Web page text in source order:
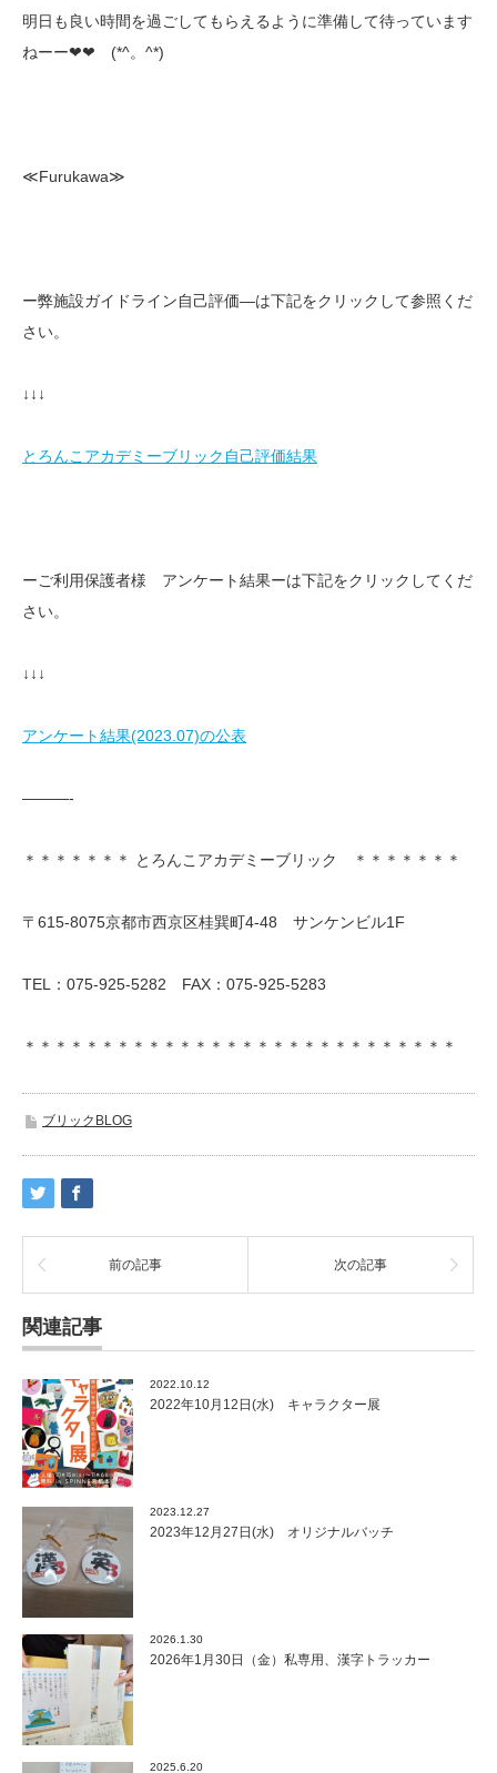
明日も良い時間を過ごしてもらえるように準備して待っています
ねーー❤❤ (*^。^*)
≪Furukawa≫
ー弊施設ガイドライン自己評価—は下記をクリックして参照くだ
さい。
↓↓↓
とろんこアカデミーブリック自己評価結果
ーご利用保護者様 アンケート結果ーは下記をクリックしてくだ
さい。
↓↓↓
アンケート結果(2023.07)の公表
———-
＊＊＊＊＊＊＊ とろんこアカデミーブリック ＊＊＊＊＊＊＊
〒615-8075京都市西京区桂巽町4-48 サンケンビル1F
TEL：075-925-5282 FAX：075-925-5283
＊＊＊＊＊＊＊＊＊＊＊＊＊＊＊＊＊＊＊＊＊＊＊＊＊＊＊＊
ブリックBLOG
前の記事 次の記事
関連記事
2022.10.12
2022年10月12日(水) キャラクター展
2023.12.27
2023年12月27日(水) オリジナルバッチ
2026.1.30
2026年1月30日（金）私専用、漢字トラッカー
2025.6.20